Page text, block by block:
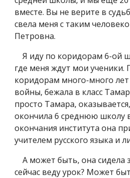
вместе. Вы не верите в
свела меня с таким
Петровна.
Я иду по коридорам 6-ой
где меня ждут мои ученики.
коридорам много-много лет
войны, бежала в класс
просто Тамара,
окончила 6 среднюю школу
окончания института она
учителем русского языка и
А может быть, она сидела
сейчас веду урок? Может